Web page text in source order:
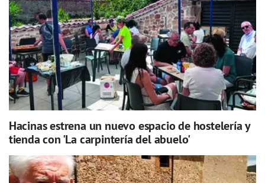
Hacinas estrena un nuevo espacio de hostelería y
tienda con 'La carpintería del abuelo'